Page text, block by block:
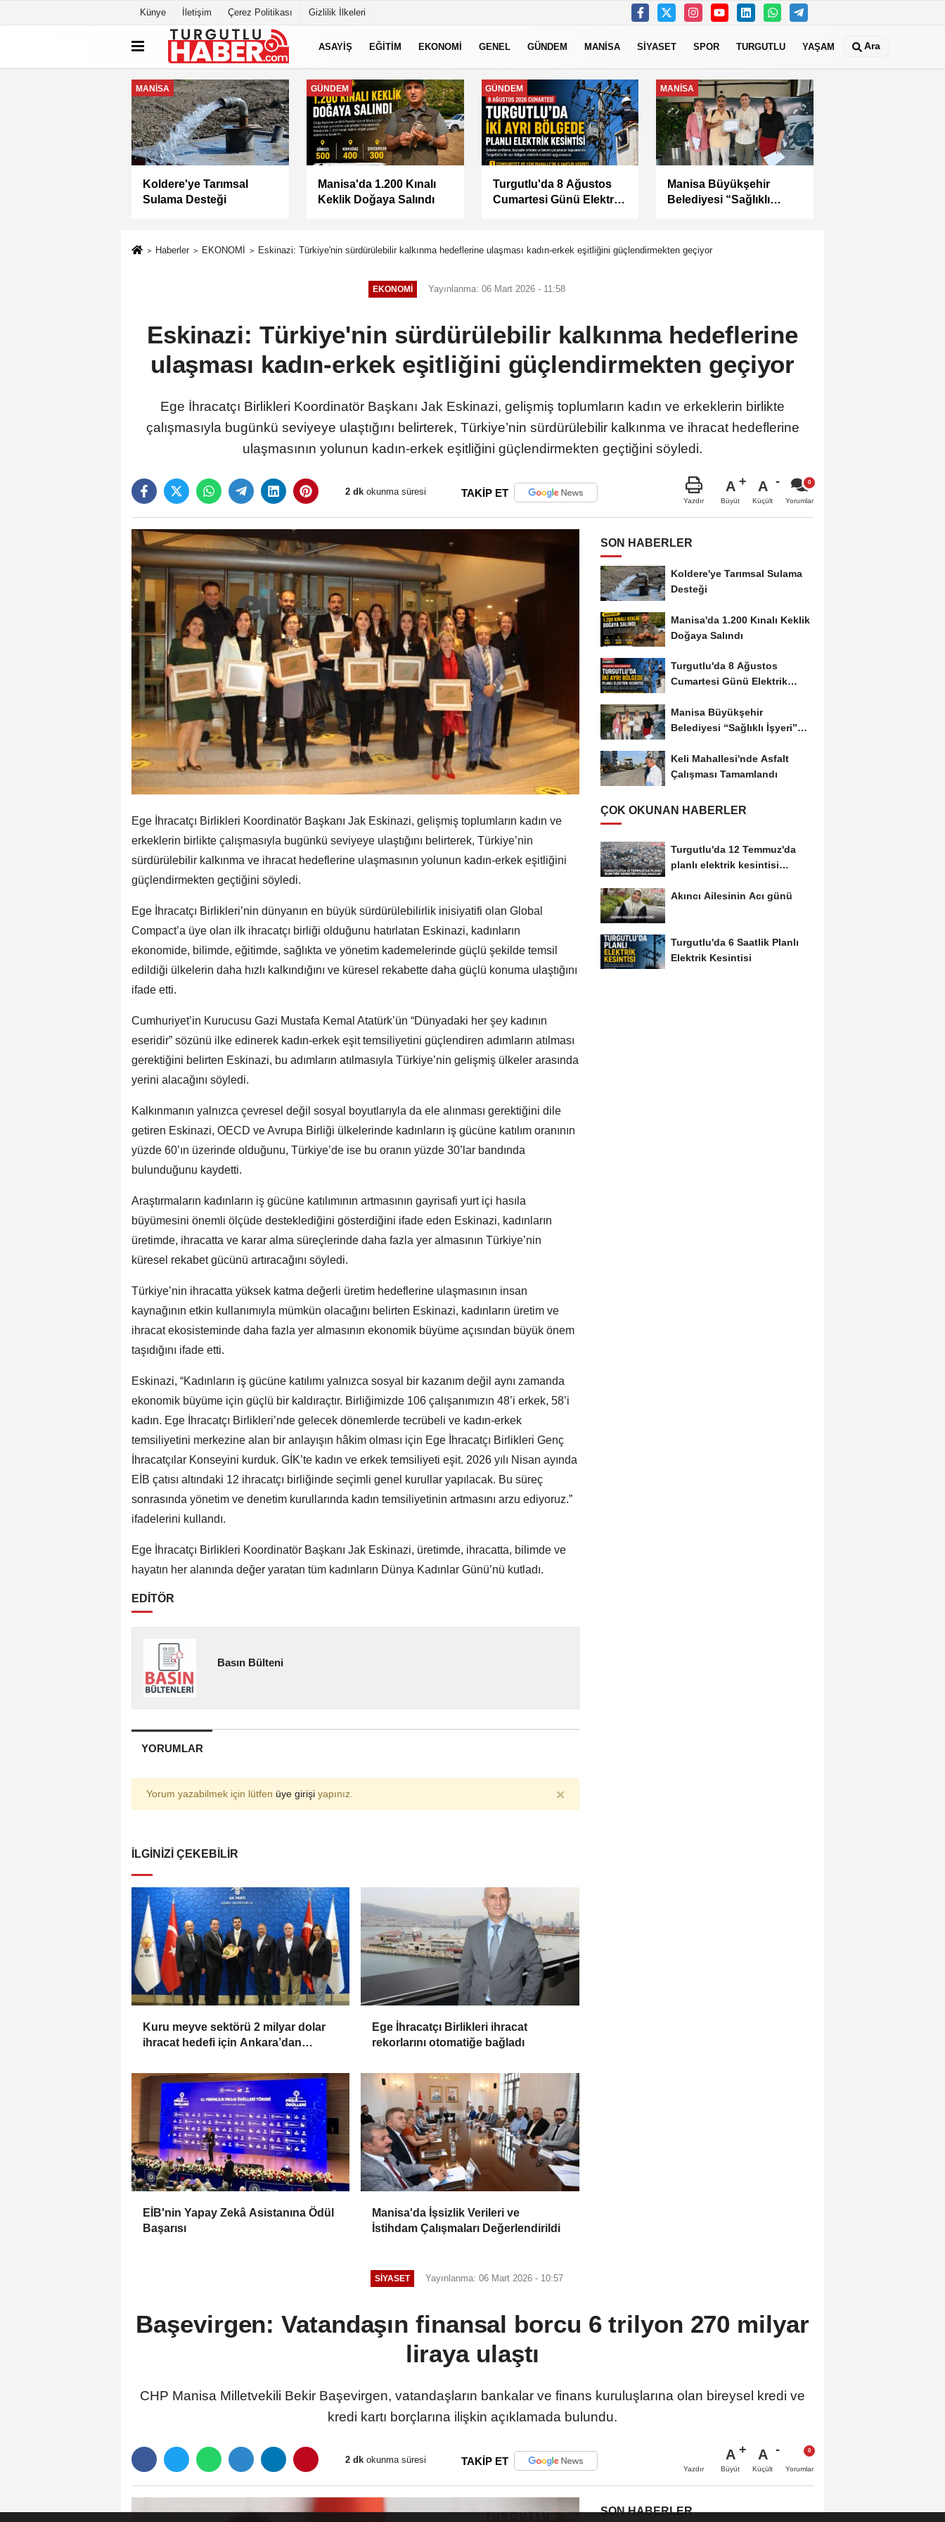
Künye İletişim Çerez Politikası Gizlilik İlkeleri
ASAYİŞ EĞİTİM EKONOMİ GENEL GÜNDEM MANİSA SİYASET SPOR TURGUTLU YAŞAM Ara
MANİSA
Keli Mahallesi'nde Asfalt
Çalışması Tamamlandı
MANİSA
BAŞKAN ŞİMŞEK
SAHADAKİ
MANİSA
KÜÇÜK SANAYİ
SİTESİ'NİN SORUNLARI
MANİSA
Kula Seyitali
Mahallesi’nde Sıcak
Haberler EKONOMİ Eskinazi: Türkiye'nin sürdürülebilir kalkınma hedeflerine ulaşması kadın-erkek eşitliğini güçlendirmekten geçiyor
EKONOMİ Yayınlanma: 06 Mart 2026 - 11:58
Eskinazi: Türkiye'nin sürdürülebilir kalkınma hedeflerine
ulaşması kadın-erkek eşitliğini güçlendirmekten geçiyor
Ege İhracatçı Birlikleri Koordinatör Başkanı Jak Eskinazi, gelişmiş toplumların kadın ve erkeklerin birlikte
çalışmasıyla bugünkü seviyeye ulaştığını belirterek, Türkiye’nin sürdürülebilir kalkınma ve ihracat hedeflerine
ulaşmasının yolunun kadın-erkek eşitliğini güçlendirmekten geçtiğini söyledi.
2 dk okunma süresi TAKİP ET
Yazdır
A
Büyüt
A
Küçült Yorumlar
Ege İhracatçı Birlikleri Koordinatör Başkanı Jak Eskinazi, gelişmiş toplumların kadın ve
erkeklerin birlikte çalışmasıyla bugünkü seviyeye ulaştığını belirterek, Türkiye’nin
sürdürülebilir kalkınma ve ihracat hedeflerine ulaşmasının yolunun kadın-erkek eşitliğini
güçlendirmekten geçtiğini söyledi.
Ege İhracatçı Birlikleri’nin dünyanın en büyük sürdürülebilirlik inisiyatifi olan Global
Compact’a üye olan ilk ihracatçı birliği olduğunu hatırlatan Eskinazi, kadınların
ekonomide, bilimde, eğitimde, sağlıkta ve yönetim kademelerinde güçlü şekilde temsil
edildiği ülkelerin daha hızlı kalkındığını ve küresel rekabette daha güçlü konuma ulaştığını
ifade etti.
Cumhuriyet’in Kurucusu Gazi Mustafa Kemal Atatürk’ün “Dünyadaki her şey kadının
eseridir” sözünü ilke edinerek kadın-erkek eşit temsiliyetini güçlendiren adımların atılması
gerektiğini belirten Eskinazi, bu adımların atılmasıyla Türkiye’nin gelişmiş ülkeler arasında
yerini alacağını söyledi.
Kalkınmanın yalnızca çevresel değil sosyal boyutlarıyla da ele alınması gerektiğini dile
getiren Eskinazi, OECD ve Avrupa Birliği ülkelerinde kadınların iş gücüne katılım oranının
yüzde 60’ın üzerinde olduğunu, Türkiye’de ise bu oranın yüzde 30’lar bandında
bulunduğunu kaydetti.
Araştırmaların kadınların iş gücüne katılımının artmasının gayrisafi yurt içi hasıla
büyümesini önemli ölçüde desteklediğini gösterdiğini ifade eden Eskinazi, kadınların
üretimde, ihracatta ve karar alma süreçlerinde daha fazla yer almasının Türkiye’nin
küresel rekabet gücünü artıracağını söyledi.
Türkiye’nin ihracatta yüksek katma değerli üretim hedeflerine ulaşmasının insan
kaynağının etkin kullanımıyla mümkün olacağını belirten Eskinazi, kadınların üretim ve
ihracat ekosisteminde daha fazla yer almasının ekonomik büyüme açısından büyük önem
taşıdığını ifade etti.
Eskinazi, “Kadınların iş gücüne katılımı yalnızca sosyal bir kazanım değil aynı zamanda
ekonomik büyüme için güçlü bir kaldıraçtır. Birliğimizde 106 çalışanımızın 48’i erkek, 58’i
kadın. Ege İhracatçı Birlikleri’nde gelecek dönemlerde tecrübeli ve kadın-erkek
temsiliyetini merkezine alan bir anlayışın hâkim olması için Ege İhracatçı Birlikleri Genç
İhracatçılar Konseyini kurduk. GİK’te kadın ve erkek temsiliyeti eşit. 2026 yılı Nisan ayında
EİB çatısı altındaki 12 ihracatçı birliğinde seçimli genel kurullar yapılacak. Bu süreç
sonrasında yönetim ve denetim kurullarında kadın temsiliyetinin artmasını arzu ediyoruz.”
ifadelerini kullandı.
Ege İhracatçı Birlikleri Koordinatör Başkanı Jak Eskinazi, üretimde, ihracatta, bilimde ve
hayatın her alanında değer yaratan tüm kadınların Dünya Kadınlar Günü’nü kutladı.
EDİTÖR
Basın Bülteni
YORUMLAR
Yorum yazabilmek için lütfen üye girişi yapınız. ×
İLGINIZI ÇEKEBILIR
Kuru meyve sektörü 2 milyar dolar
ihracat hedefi için Ankara’dan
Ege İhracatçı Birlikleri ihracat
rekorlarını otomatiğe bağladı
EİB'nin Yapay Zekâ Asistanına Ödül
Başarısı
Manisa'da İşsizlik Verileri ve
İstihdam Çalışmaları Değerlendirildi
SON HABERLER
Koldere'ye Tarımsal Sulama
Desteği
Manisa'da 1.200 Kınalı Keklik
Doğaya Salındı
Turgutlu'da 8 Ağustos
Cumartesi Günü Elektrik
Manisa Büyükşehir
Belediyesi “Sağlıklı İşyeri”
Keli Mahallesi'nde Asfalt
Çalışması Tamamlandı
ÇOK OKUNAN HABERLER
Turgutlu'da 12 Temmuz'da
planlı elektrik kesintisi
Akıncı Ailesinin Acı günü
Turgutlu'da 6 Saatlik Planlı
Elektrik Kesintisi
SİYASET Yayınlanma: 06 Mart 2026 - 10:57
Başevirgen: Vatandaşın finansal borcu 6 trilyon 270 milyar
liraya ulaştı
CHP Manisa Milletvekili Bekir Başevirgen, vatandaşların bankalar ve finans kuruluşlarına olan bireysel kredi ve
kredi kartı borçlarına ilişkin açıklamada bulundu.
2 dk okunma süresi TAKİP ET
Yazdır
A
Büyüt
A
Küçült Yorumlar
SON HABERLER